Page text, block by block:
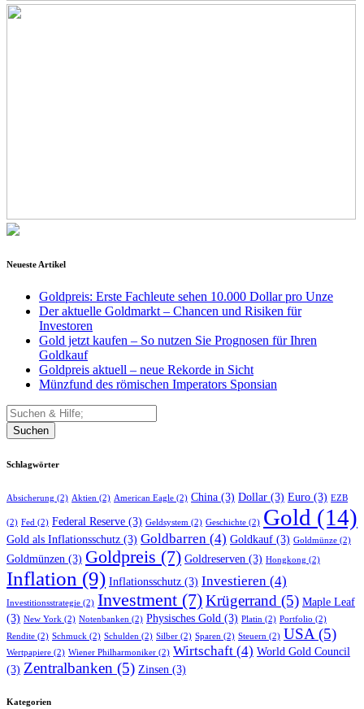
Neueste Artikel
Goldpreis: Erste Fachleute sehen 10.000 Dollar pro Unze
Der aktuelle Goldmarkt – Chancen und Risiken für
Investoren
Gold jetzt kaufen – So nutzen Sie Prognosen für Ihren
Goldkauf
Goldpreis aktuell – neue Rekorde in Sicht
Münzfund des römischen Imperators Sponsian
Suchen
Schlagwörter
Absicherung (2) Aktien (2) American Eagle (2) China (3) Dollar (3) Euro (3) EZB
(2) Fed (2) Federal Reserve (3) Geldsystem (2) Geschichte (2) Gold (14)
Gold als Inflationsschutz (3) Goldbarren (4) Goldkauf (3) Goldmünze (2)
Goldmünzen (3) Goldpreis (7) Goldreserven (3) Hongkong (2)
Inflation (9) Inflationsschutz (3) Investieren (4)
Investitionsstrategie (2) Investment (7)Krügerrand (5) Maple Leaf
(3) New York (2) Notenbanken (2) Physisches Gold (3) Platin (2) Portfolio (2)
Rendite (2) Schmuck (2) Schulden (2) Silber (2) Sparen (2) Steuern (2) USA (5)
Wertpapiere (2) Wiener Philharmoniker (2) Wirtschaft (4) World Gold Council
(3) Zentralbanken (5) Zinsen (3)
Kategorien